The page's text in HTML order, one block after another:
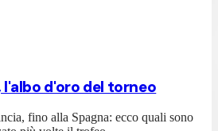
d'oro del torneo
fino alla Spagna: ecco quali sono